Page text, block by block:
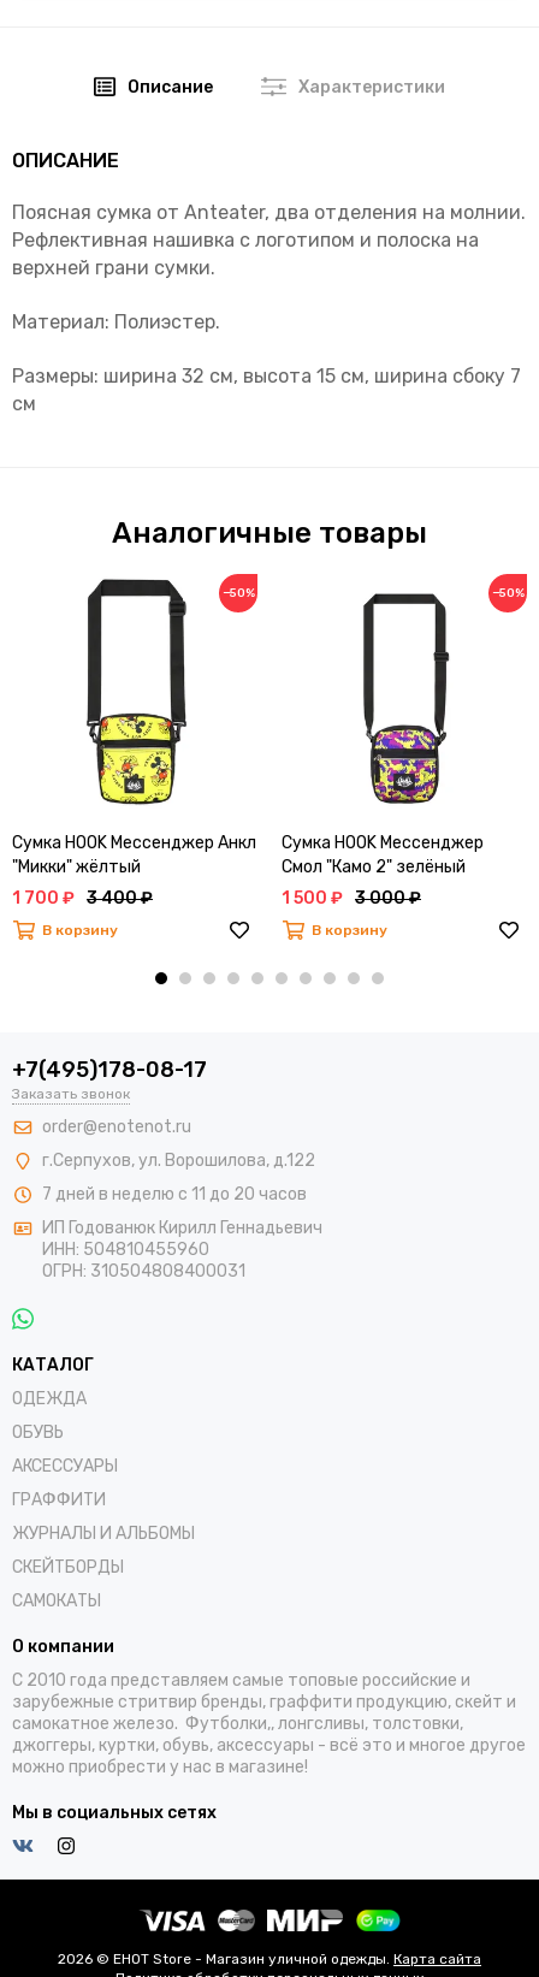
Описание Характеристики
ОПИСАНИЕ
Поясная сумка от Anteater, два отделения на молнии.
Рефлективная нашивка с логотипом и полоска на
верхней грани сумки.
Материал: Полиэстер.
Размеры: ширина 32 см, высота 15 см, ширина сбоку 7
см
Аналогичные товары
−50%
Сумка HOOK Мессенджер Анкл
"Микки" жёлтый
1 700 ₽ 3 400 ₽
В корзину
−50%
Сумка HOOK Мессенджер
Смол "Камо 2" зелёный
1 500 ₽ 3 000 ₽
В корзину
+7(495)178-08-17
Заказать звонок
order@enotenot.ru
г.Серпухов, ул. Ворошилова, д.122
7 дней в неделю с 11 до 20 часов
ИП Годованюк Кирилл Геннадьевич
ИНН: 504810455960
ОГРН: 310504808400031
КАТАЛОГ
ОДЕЖДА
ОБУВЬ
АКСЕССУАРЫ
ГРАФФИТИ
ЖУРНАЛЫ И АЛЬБОМЫ
СКЕЙТБОРДЫ
САМОКАТЫ
О компании
С 2010 года представляем самые топовые российские и
зарубежные стритвир бренды, граффити продукцию, скейт и
самокатное железо. Футболки,, лонгсливы, толстовки,
джоггеры, куртки, обувь, аксессуары - всё это и многое другое
можно приобрести у нас в магазине!
Мы в социальных сетях
2026 © EHOT Store - Магазин уличной одежды. Карта сайта